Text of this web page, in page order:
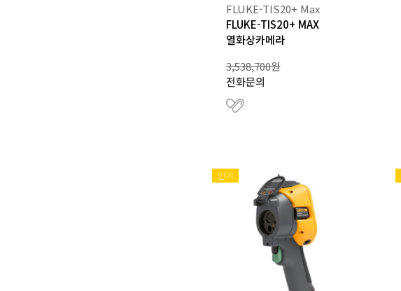
FLUKE-TIS20+ Max
FLUKE-TIS20+ MAX
열화상카메라
3,538,700원
전화문의
인기